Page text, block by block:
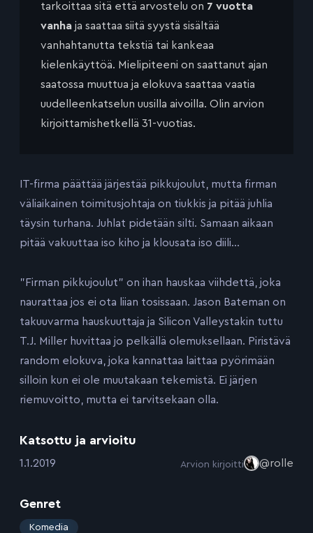
tarkoittaa sitä että arvostelu on 7 vuotta
vanha ja saattaa siitä syystä sisältää
vanhahtanutta tekstiä tai kankeaa
kielenkäyttöä. Mielipiteeni on saattanut ajan
saatossa muuttua ja elokuva saattaa vaatia
uudelleenkatselun uusilla aivoilla. Olin arvion
kirjoittamishetkellä 31-vuotias.
IT-firma päättää järjestää pikkujoulut, mutta firman
väliaikainen toimitusjohtaja on tiukkis ja pitää juhlia
täysin turhana. Juhlat pidetään silti. Samaan aikaan
pitää vakuuttaa iso kiho ja klousata iso diili…
”Firman pikkujoulut” on ihan hauskaa viihdettä, joka
naurattaa jos ei ota liian tosissaan. Jason Bateman on
takuuvarma hauskuuttaja ja Silicon Valleystakin tuttu
T.J. Miller huvittaa jo pelkällä olemuksellaan. Piristävä
random elokuva, joka kannattaa laittaa pyörimään
silloin kun ei ole muutakaan tekemistä. Ei järjen
riemuvoitto, mutta ei tarvitsekaan olla.
Katsottu ja arvioitu
:1.1.2019 Arvion kirjoitti @rolle
Genret
: Komedia